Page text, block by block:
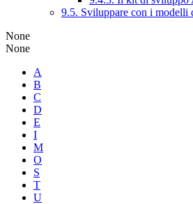
9.5. Sviluppare con i modelli
None
None
A
B
C
D
E
I
M
O
S
T
U